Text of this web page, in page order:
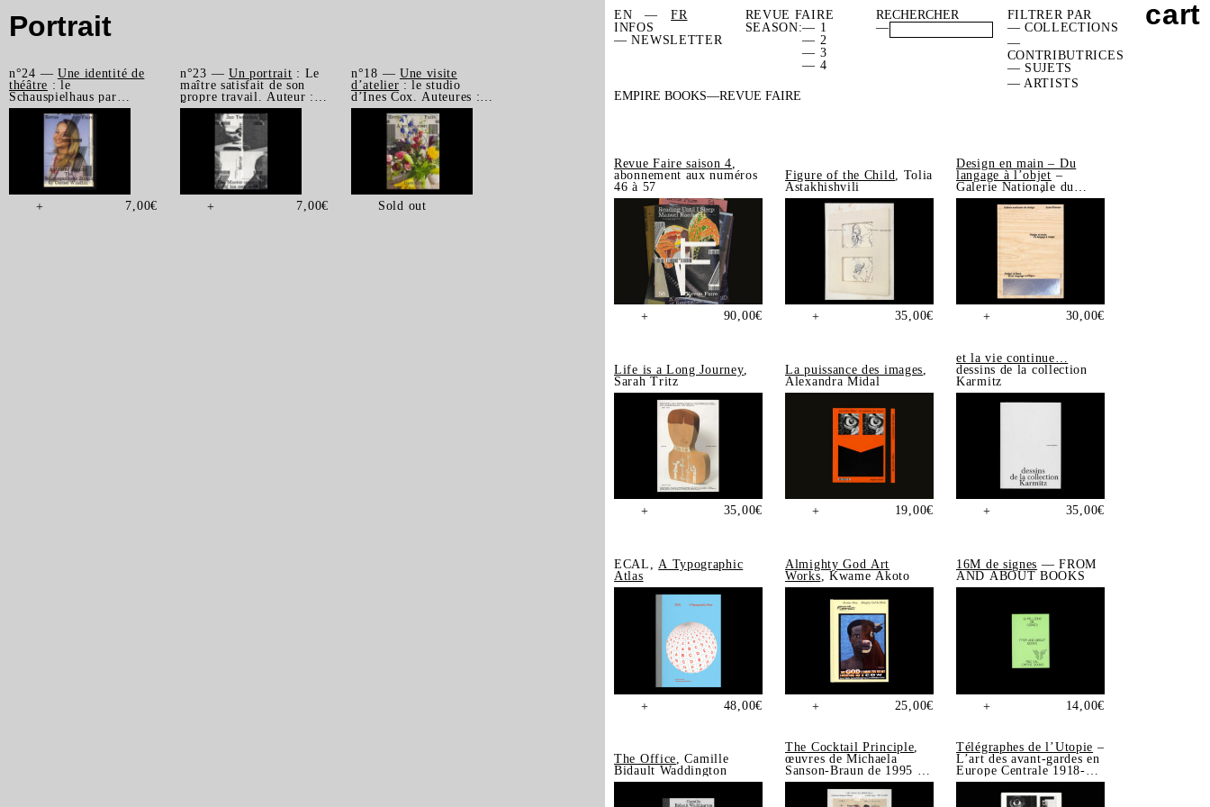
Portrait
n°24 — Une identité de
théâtre : le
Schauspielhaus par
Cornel Windlin. Auteurs :
Étienne Hervy et Thierry
Chancogne
+ 7,00€
n°23 — Un portrait : Le
maître satisfait de son
propre travail. Auteur :
Žiga Testen
+ 7,00€
n°18 — Une visite
d’atelier : le studio
d’Ines Cox. Auteures :
Manon Bruet et Julia
Andréone
Sold out
EN
FR
INFOS
— NEWSLETTER
REVUE FAIRE
SEASON:— 1
— 2
— 3
— 4
—
FILTRER PAR
— COLLECTIONS
—
CONTRIBUTRICES
— SUJETS
— ARTISTS
EMPIRE BOOKS
REVUE FAIRE
Revue Faire saison 4
abonnement aux numéros
46 à 57
+ 90,00€
Figure of the Child
, Tolia
Astakhishvili
+ 35,00€
Design en main – Du
langage à l’objet –
Galerie Nationale du
Design, Saint-Étienne
+ 30,00€
Life is a Long Journey,
Sarah Tritz
+ 35,00€
La puissance des images,
Alexandra Midal
+ 19,00€
et la vie continue…
dessins de la collection
Karmitz
+ 35,00€
ECAL,A Typographic
Atlas
+ 48,00€
Almighty God Art
Works, Kwame Akoto
+ 25,00€
16M de signes — FROM
AND ABOUT BOOKS
+ 14,00€
The Office, Camille
Bidault Waddington
The Cocktail Principle,
œuvres de Michaela
Sanson-Braun de 1995 à
2025
Télégraphes de l’Utopie –
L’art des avant-gardes en
Europe Centrale 1918-
1939, Sonia de Puineuf
cart